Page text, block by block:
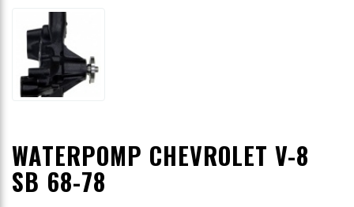
WATERPOMP CHEVROLET V-8
SB 68-78